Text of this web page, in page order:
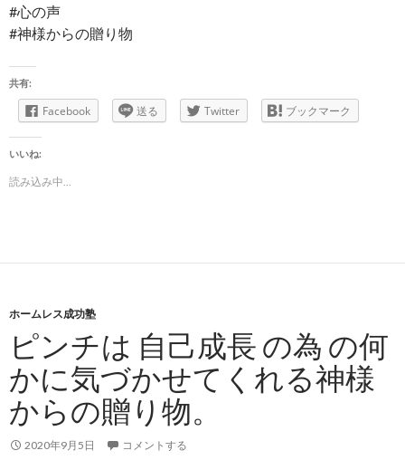
#心の声
#神様からの贈り物
共有:
Facebook 送る Twitter ブックマーク
いいね:
読み込み中...
ホームレス成功塾
ピンチは 自己成長 の為 の何
かに気づかせてくれ る神様
からの贈り物。
2020年9月5日 コメントする